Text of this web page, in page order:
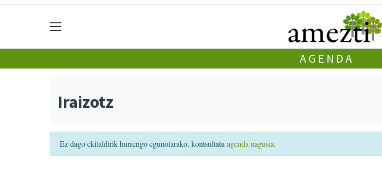
AGENDA
Iraizotz
Ez dago ekitaldirik hurrengo egunotarako, kontsultatu agenda nagusia.